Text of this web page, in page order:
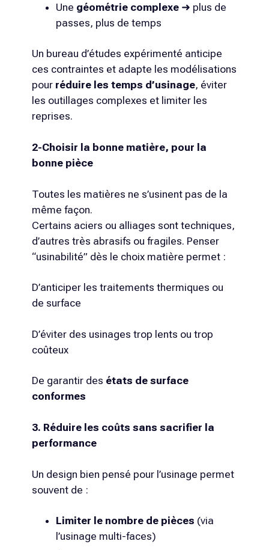
Une géométrie complexe➜ plus de
passes, plus de temps
Un bureau d’études expérimenté anticipe
ces contraintes et adapte les modélisations
pour réduire les temps d’usinage, éviter
les outillages complexes et limiter les
reprises.
2-Choisir la bonne matière, pour la
bonne pièce
Toutes les matières ne s’usinent pas de la
même façon.
Certains aciers ou alliages sont techniques,
d’autres très abrasifs ou fragiles. Penser
“usinabilité” dès le choix matière permet :
D’anticiper les traitements thermiques ou
de surface
D’éviter des usinages trop lents ou trop
coûteux
De garantir des états de surface
conformes
3. Réduire les coûts sans sacrifier la
performance
Un design bien pensé pour l’usinage permet
souvent de :
Limiter le nombre de pièces (via
l’usinage multi-faces)